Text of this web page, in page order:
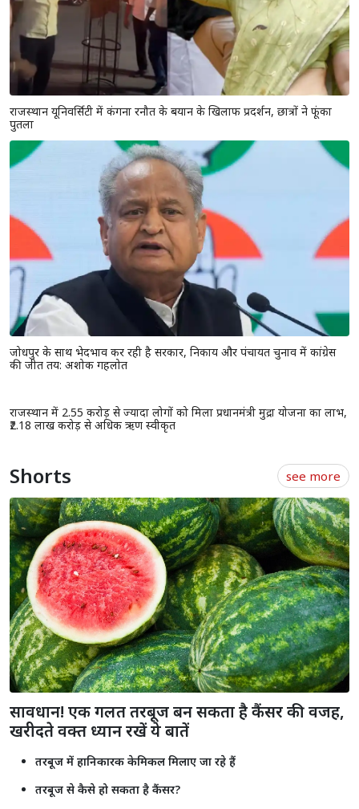
राजस्थान यूनिवर्सिटी में कंगना रनौत के बयान के खिलाफ प्रदर्शन, छात्रों ने फूंका
पुतला
जोधपुर के साथ भेदभाव कर रही है सरकार, निकाय और पंचायत चुनाव में कांग्रेस
की जीत तय: अशोक गहलोत
राजस्थान में 2.55 करोड़ से ज्यादा लोगों को मिला प्रधानमंत्री मुद्रा योजना का लाभ,
₹2.18 लाख करोड़ से अधिक ऋण स्वीकृत
Shorts see more